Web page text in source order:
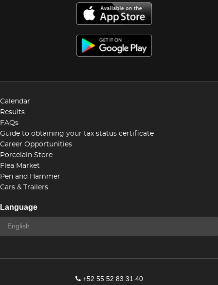
Calendar
Results
FAQs
Guide to obtaining your tax status certificate
Career Opportunities
Porcelain Store
Flea Market
Pen and Hammer
Cars & Trailers
Language
+52 55 52 83 31 40